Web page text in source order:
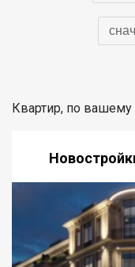
Квартир, по вашему